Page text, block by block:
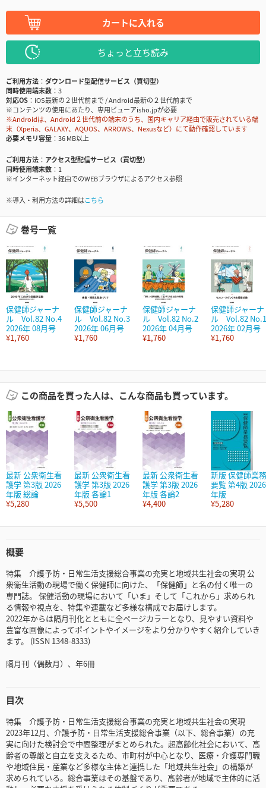
カートに入れる
ちょっと立ち読み
ご利用方法
ダウンロード型配信サービス（買切型）
同時使用端末数
3
対応OS
iOS最新の２世代前まで / Android最新の２世代前まで
※コンテンツの使用にあたり、専用ビューアisho.jpが必要
※Androidは、Android２世代前の端末のうち、国内キャリア経由で販売されている端
末（Xperia、GALAXY、AQUOS、ARROWS、Nexusなど）にて動作確認しています
必要メモリ容量
36 MB以上
ご利用方法
アクセス型配信サービス（買切型）
同時使用端末数
1
※インターネット経由でのWEBブラウザによるアクセス参照
※導入・利用方法の詳細はこちら
巻号一覧
保健師ジャーナ
ル Vol.82 No.4
2026年 08月号
¥1,760
保健師ジャーナ
ル Vol.82 No.3
2026年 06月号
¥1,760
保健師ジャーナ
ル Vol.82 No.2
2026年 04月号
¥1,760
保健師ジャーナ
ル Vol.82 No.1
2026年 02月号
¥1,760
この商品を買った人は、こんな商品も買っています。
最新 公衆衛生看
護学 第3版 2026
年版 総論
¥5,280
最新 公衆衛生看
護学 第3版 2026
年版 各論1
¥5,500
最新 公衆衛生看
護学 第3版 2026
年版 各論2
¥4,400
新版 保健師業務
要覧 第4版 2026
年版
¥5,280
概要
特集 介護予防・日常生活支援総合事業の充実と地域共生社会の実現 公
衆衛生活動の現場で働く保健師に向けた、「保健師」と名の付く唯一の
専門誌。 保健活動の現場において「いま」そして「これから」求められ
る情報や視点を、特集や連載など多様な構成でお届けします。
2022年からは隔月刊化とともに全ページカラーとなり、見やすい資料や
豊富な画像によってポイントやイメージをより分かりやすく紹介していき
ます。 (ISSN 1348-8333)
隔月刊（偶数月）、年6冊
目次
特集 介護予防・日常生活支援総合事業の充実と地域共生社会の実現
2023年12月、介護予防・日常生活支援総合事業（以下、総合事業）の充
実に向けた検討会で中間整理がまとめられた。超高齢化社会において、高
齢者の尊厳と自立を支えるため、市町村が中心となり、医療・介護専門職
や地域住民・産業など多様な主体と連携した「地域共生社会」の構築が
求められている。総合事業はその基盤であり、高齢者が地域で主体的に活